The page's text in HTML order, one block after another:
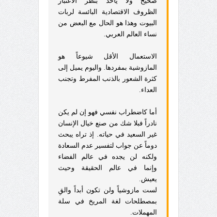
الظروف الاقتصادية البائسة لربات
البيوت وهذا هو الحال مع البعض من
نساء العالم العربي.
الاستعمال الأقل شيوعاً هو
المازوشية بمفردها. واليوم يميل إلى
كثرة الشعور بالذنب المفرط وتجنب
العداء.
أما كاضطراب نفسي فهو إن لم يكن
نادراً فبلا شك من صنع خيال الإنسان
غير السعيد في حياته. إذ تراه يبحث
دوماً عن جواب لتفسير عدم السعادة
ولكنه لن يجده في عالم الفضاء
وإنما في عالم الحقيقة وحيث
يعيش.
لست مازوشياً ولن تكون أبداً والقِ
بمصطلحات لغة المريخ في سلة
المهملات.